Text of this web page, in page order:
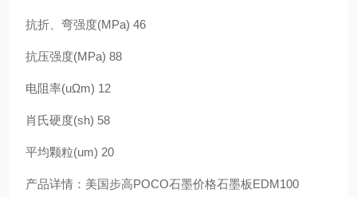
抗折、弯强度(MPa) 46
抗压强度(MPa) 88
电阻率(uΩm) 12
肖氏硬度(sh) 58
平均颗粒(um) 20
产品详情：美国步高POCO石墨价格石墨板EDM100